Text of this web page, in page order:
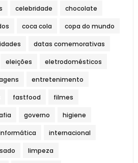
celebridade chocolate
coca cola copa do mundo
datas comemorativas
eleições eletrodomésticos
entretenimento
fastfood filmes
governo higiene
internacional
limpeza